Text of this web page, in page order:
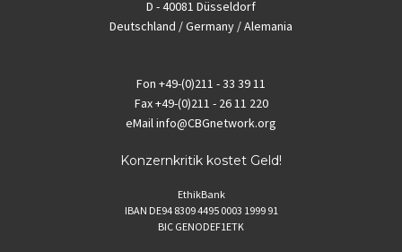
D - 40081 Düsseldorf
Deutschland / Germany / Alemania
Fon +49-(0)211 - 33 39 11
Fax+49-(0)211 - 26 11 220
eMailinfo@CBGnetwork.org
Konzernkritik kostet Geld!
EthikBank
IBAN DE94 8309 4495 0003 1999 91
BIC GENODEF1ETK